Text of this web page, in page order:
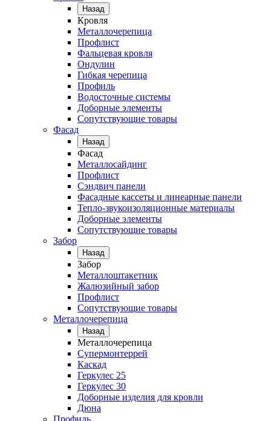
Назад
Кровля
Металлочерепица
Профлист
Фальцевая кровля
Ондулин
Гибкая черепица
Профиль
Водосточные системы
Доборные элементы
Сопутствующие товары
Фасад
Назад
Фасад
Металлосайдинг
Профлист
Сэндвич панели
Фасадные кассеты и линеарные панели
Тепло-звукоизоляционные материалы
Доборные элементы
Сопутствующие товары
Забор
Назад
Забор
Металлоштакетник
Жалюзийный забор
Профлист
Сопутствующие товары
Металлочерепица
Назад
Металлочерепица
Супермонтеррей
Каскад
Геркулес 25
Геркулес 30
Доборные изделия для кровли
Дюна
Профиль